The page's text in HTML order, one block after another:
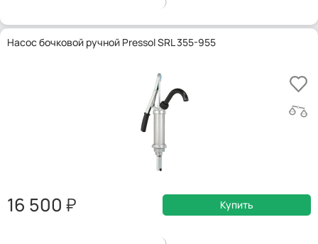
Насос бочковой ручной Pressol SRL 355-955
16 500 Купить